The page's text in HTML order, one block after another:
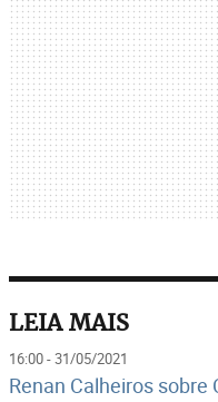
LEIA MAIS
16:00 - 31/05/2021
Renan Calheiros sobre